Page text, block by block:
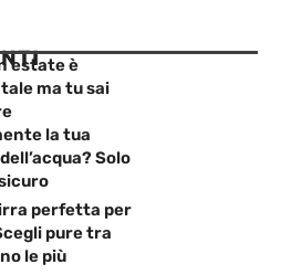
estate è
ma tu sai
la tua
Solo
perfetta per
pure tra
le più